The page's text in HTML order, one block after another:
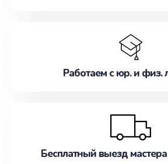
Работаем с юр. и физ.
Бесплатный выезд